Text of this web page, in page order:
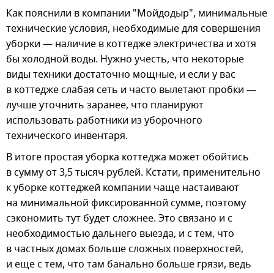
Как пояснили в компании "Мойдодыр", минимальные
технические условия, необходимые для совершения
уборки — наличие в коттедже электричества и хотя
бы холодной воды. Нужно учесть, что некоторые
виды техники достаточно мощные, и если у вас
в коттедже слабая сеть и часто вылетают пробки —
лучше уточнить заранее, что планируют
использовать работники из уборочного
технического инвентаря.
В итоге простая уборка коттеджа может обойтись
в сумму от 3,5 тысяч рублей. Кстати, применительно
к уборке коттеджей компании чаще настаивают
на минимальной фиксированной сумме, поэтому
сэкономить тут будет сложнее. Это связано и с
необходимостью дальнего выезда, и с тем, что
в частных домах больше сложных поверхностей,
и еще с тем, что там банально больше грязи, ведь